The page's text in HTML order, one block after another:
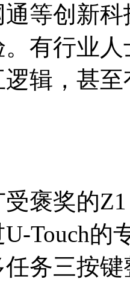
等创新
有行业
辑，甚
褒奖的
Touch的
任务三按